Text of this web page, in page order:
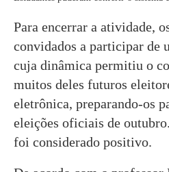
Para encerrar a atividade,
convidados a participar de
cuja dinâmica permitiu o
muitos deles futuros
eletrônica, preparando-os
eleições oficiais de
foi considerado positivo.